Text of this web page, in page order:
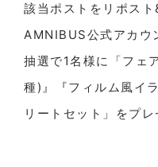
該当ポストをリポスト
AMNIBUS公式アカウ
抽選で1名様に「フェ
種)』『フィルム風イ
リートセット」をプレ